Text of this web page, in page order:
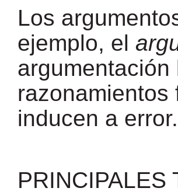
Los
ejemplo, el
inducen a error.
PRINCIPALES